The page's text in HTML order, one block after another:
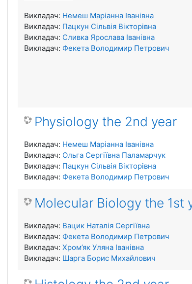
Викладач: Немеш Маріанна Іванівна
Викладач: Пацкун Сільвія Вікторівна
Викладач: Сливка Ярослава Іванівна
Викладач: Фекета Володимир Петрович
Physiology the 2nd year
Викладач: Немеш Маріанна Іванівна
Викладач: Ольга Сергіївна Паламарчук
Викладач: Пацкун Сільвія Вікторівна
Викладач: Фекета Володимир Петрович
Molecular Biology the 1st
Викладач: Вацик Наталія Сергіївна
Викладач: Фекета Володимир Петрович
Викладач: Хром’як Уляна Іванівна
Викладач: Шарга Борис Михайлович